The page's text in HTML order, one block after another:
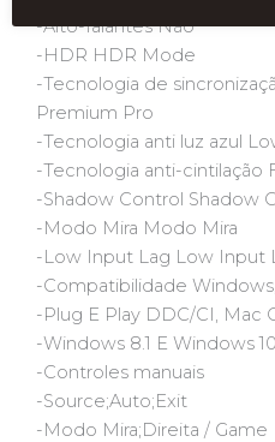
-Alto-falantes Não
-HDR HDR Mode
-Tecnologia de
Premium Pro
-Tecnologia anti luz azul
-Tecnologia anti-cintilação
-Shadow Control Shadow
-Modo Mira Modo Mira
-Low Input Lag Low Input
-Compatibilidade
-Plug E Play DDC/CI, Mac
-Windows 8.1 E Windows 10
-Controles manuais
-Source;Auto;Exit
-Modo Mira;Direita / Game